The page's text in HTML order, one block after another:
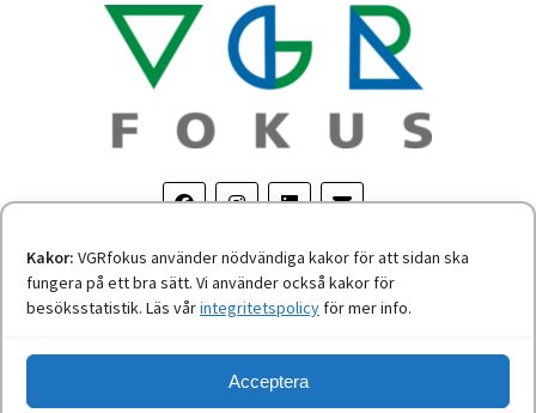
Kakor: VGRfokus använder nödvändiga kakor för att sidan ska
fungera på ett bra sätt. Vi använder också kakor för
besöksstatistik. Läs vårintegritetspolicy för mer info.
Acceptera
Om personuppgifter Tillgänglighetsredogörelse
Nyheter från Västra Götalandsregionen.